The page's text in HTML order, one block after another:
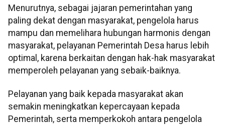
Menurutnya, sebagai jajaran pemerintahan yang
paling dekat dengan masyarakat, pengelola harus
mampu dan memelihara hubungan harmonis dengan
masyarakat, pelayanan Pemerintah Desa harus lebih
optimal, karena berkaitan dengan hak-hak masyarakat
memperoleh pelayanan yang sebaik-baiknya.
Pelayanan yang baik kepada masyarakat akan
semakin meningkatkan kepercayaan kepada
Pemerintah, serta memperkokoh antara pengelola